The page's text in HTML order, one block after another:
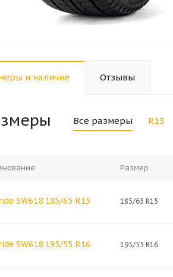
и наличие Отзывы
Все размеры R13
Размер
SW618 185/65 R15 185/65 R15
SW618 195/55 R16 195/55 R16